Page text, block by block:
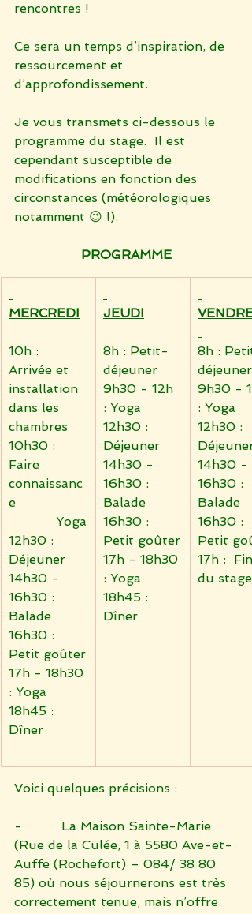
rencontres !
Ce sera un temps d’inspiration, de
ressourcement et
d’approfondissement.
Je vous transmets ci-dessous le
programme du stage.  Il est
cependant susceptible de
modifications en fonction des
circonstances (météorologiques
notamment 😉 !).
PROGRAMME
MERCREDI
10h :
Arrivée et
installation
dans les
chambres
10h30 :
Faire
connaissanc
e
Yoga
12h30 :
Déjeuner
14h30 -
16h30 :
Balade
16h30 :
Petit goûter
17h - 18h30
: Yoga
18h45 :
Dîner
JEUDI
8h : Petit-
déjeuner
9h30 - 12h
: Yoga
12h30 :
Déjeuner
14h30 -
16h30 :
Balade
16h30 :
Petit goûter
17h - 18h30
: Yoga
18h45 :
Dîner
8h :
déjeuner
9h30 -
: Yoga
12h30 :
Déjeuner
14h30 -
16h30 :
Balade
16h30 :
Petit
17h :  Fin
du stage
Voici quelques précisions :
-          La Maison Sainte-Marie
(Rue de la Culée, 1 à 5580 Ave-et-
Auffe (Rochefort) – 084/ 38 80
85) où nous séjournerons est très
correctement tenue, mais n’offre